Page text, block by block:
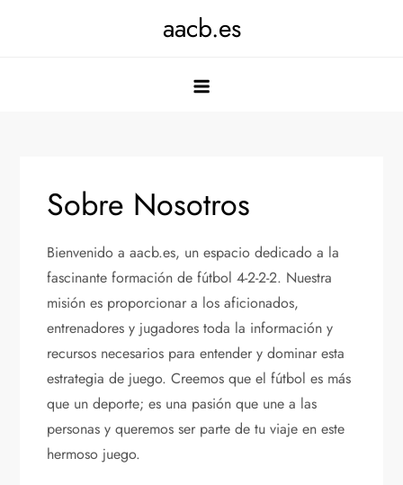
aacb.es
Sobre Nosotros
Bienvenido a aacb.es, un espacio dedicado a la
fascinante formación de fútbol 4-2-2-2. Nuestra
misión es proporcionar a los aficionados,
entrenadores y jugadores toda la información y
recursos necesarios para entender y dominar esta
estrategia de juego. Creemos que el fútbol es más
que un deporte; es una pasión que une a las
personas y queremos ser parte de tu viaje en este
hermoso juego.